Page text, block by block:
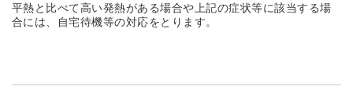
平熱と比べて高い発熱がある場合や上記の症状等に該当する場
合には、自宅待機等の対応をとります。